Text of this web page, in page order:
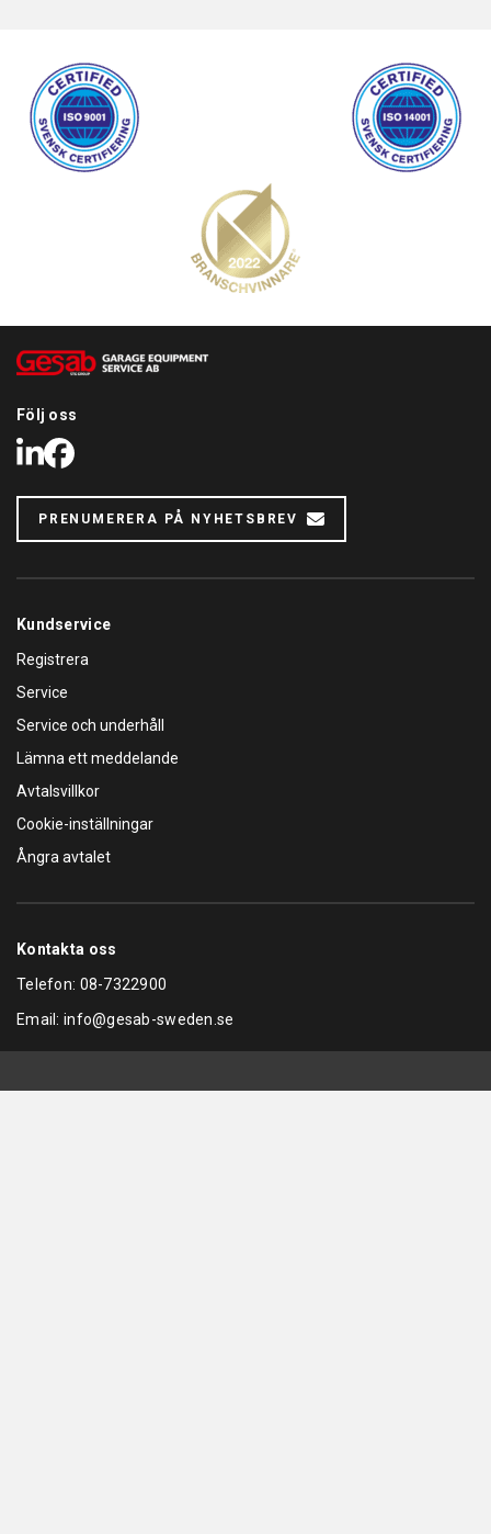
Följ serviceförloppet med KONFORT APPEN på din
Smartphone
Följ oss
LinkedIn
Facebook
PRENUMERERA PÅ NYHETSBREV
Kundservice
Registrera
Service
Service och underhåll
Lämna ett meddelande
Avtalsvillkor
Cookie-inställningar
Ångra avtalet
Kontakta oss
Telefon: 08-7322900
Email: info@gesab-sweden.se